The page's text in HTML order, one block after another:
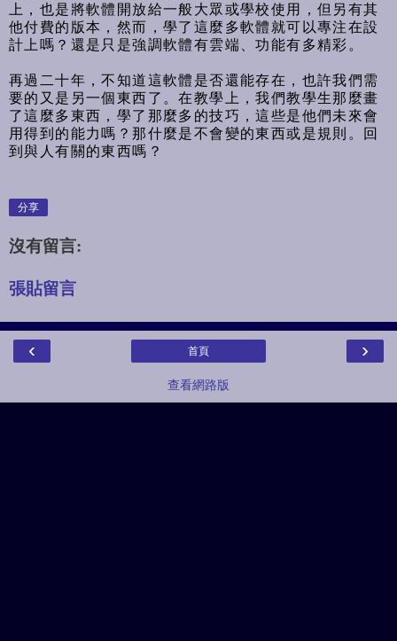
上，也是將軟體開放給一般大眾或學校使用，但另有其
他付費的版本，然而，學了這麼多軟體就可以專注在設
計上嗎？還是只是強調軟體有雲端、功能有多精彩。
再過二十年，不知道這軟體是否還能存在，也許我們需
要的又是另一個東西了。在教學上，我們教學生那麼畫
了這麼多東西，學了那麼多的技巧，這些是他們未來會
用得到的能力嗎？那什麼是不會變的東西或是規則。回
到與人有關的東西嗎？
分享
沒有留言:
張貼留言
‹ ›
首頁
查看網路版